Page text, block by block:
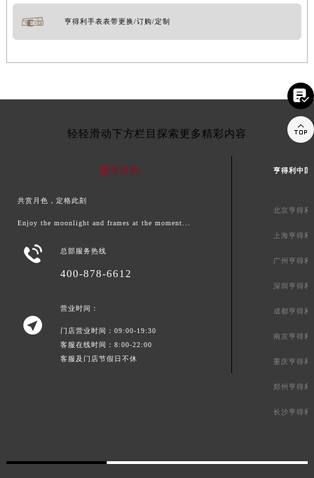
亨得利手表表带更换/订购/定制
轻轻滑动下方栏目探索更多精彩内容
共赏月色，定格此刻
Enjoy the moonlight and frames at the moment...
 总部服务热线
400-878-6612

营业时间：
门店营业时间：09:00-19:30
客服在线时间：8:00-22:00
客服及门店节假日不休
亨得利中国
北京亨得利
上海亨得
广州亨得利
深圳亨得利
成都亨得利
南京亨得利
重庆亨得利
郑州亨得利
长沙亨得利

